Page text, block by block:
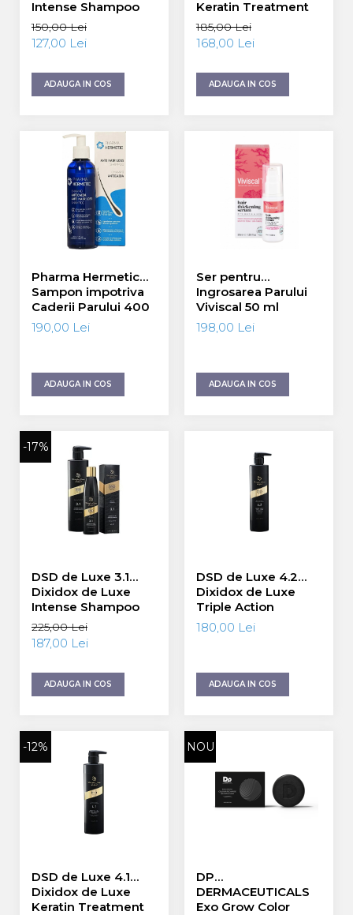
ANTI-AGING
CURATARE - EXFOLIERE
HIDRATARE
INGRIJIREA OCHILOR
SETURI / KITURI
Intense Shampoo
Sampon Intensiv
200 ml
150,00 Lei
127,00 Lei
ADAUGA IN COS
Keratin Treatment
Serum Ser cu
Keratina 200 ml
185,00 Lei
168,00 Lei
ADAUGA IN COS
Pharma Hermetic
Sampon impotriva
Caderii Parului 400
ml
190,00 Lei
ADAUGA IN COS
Ser pentru
Ingrosarea Parului
Viviscal 50 ml
198,00 Lei
ADAUGA IN COS
-17%
DSD de Luxe 3.1
Dixidox de Luxe
Intense Shampoo
Sampon Intens 500
ml
225,00 Lei
187,00 Lei
ADAUGA IN COS
DSD de Luxe 4.2
Dixidox de Luxe
Triple Action
Conditioner Balsam
cu Tripla Actiune
180,00 Lei
ADAUGA IN COS
-12%
DSD de Luxe 4.1
Dixidox de Luxe
Keratin Treatment
NOU
DP
DERMACEUTICALS
Exo Grow Color